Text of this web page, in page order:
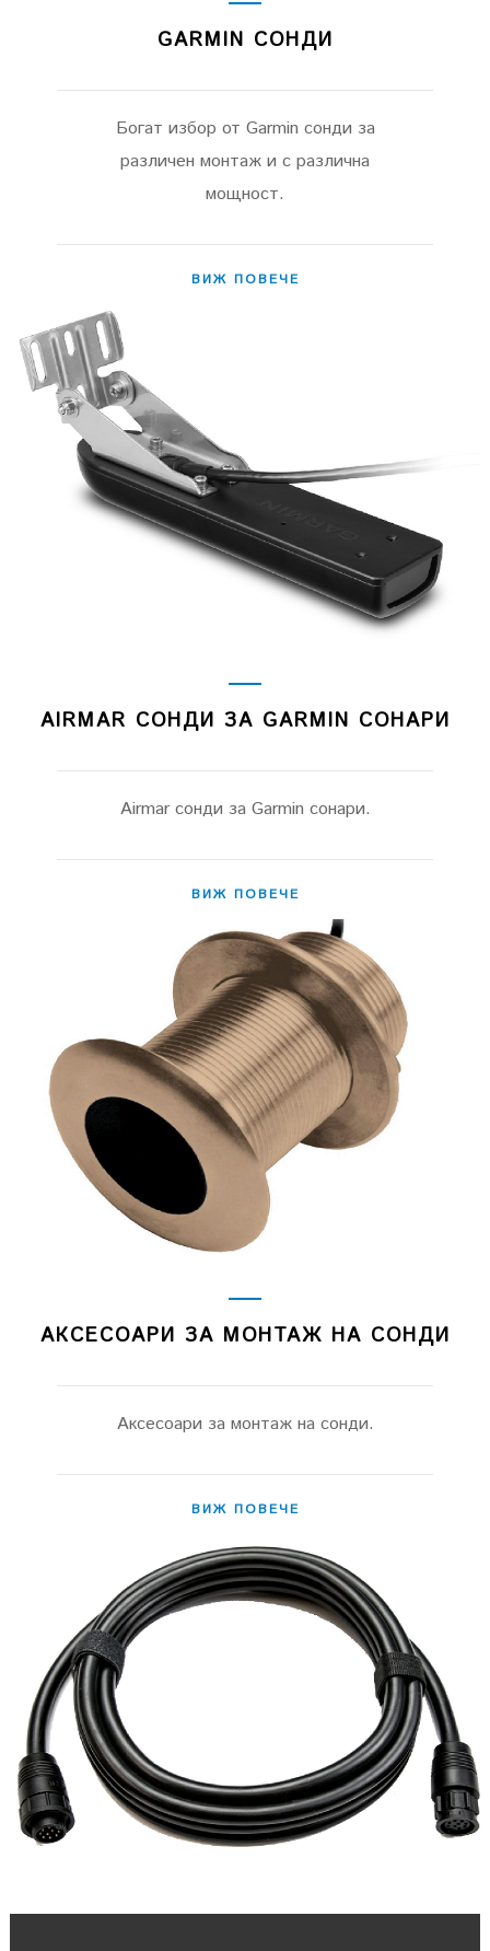
GARMIN СОНДИ
Богат избор от Garmin сонди за
различен монтаж и с различна
мощност.
ВИЖ ПОВЕЧЕ
AIRMAR СОНДИ ЗА GARMIN СОНАРИ
Airmar сонди за Garmin сонари.
ВИЖ ПОВЕЧЕ
АКСЕСОАРИ ЗА МОНТАЖ НА СОНДИ
Аксесоари за монтаж на сонди.
ВИЖ ПОВЕЧЕ